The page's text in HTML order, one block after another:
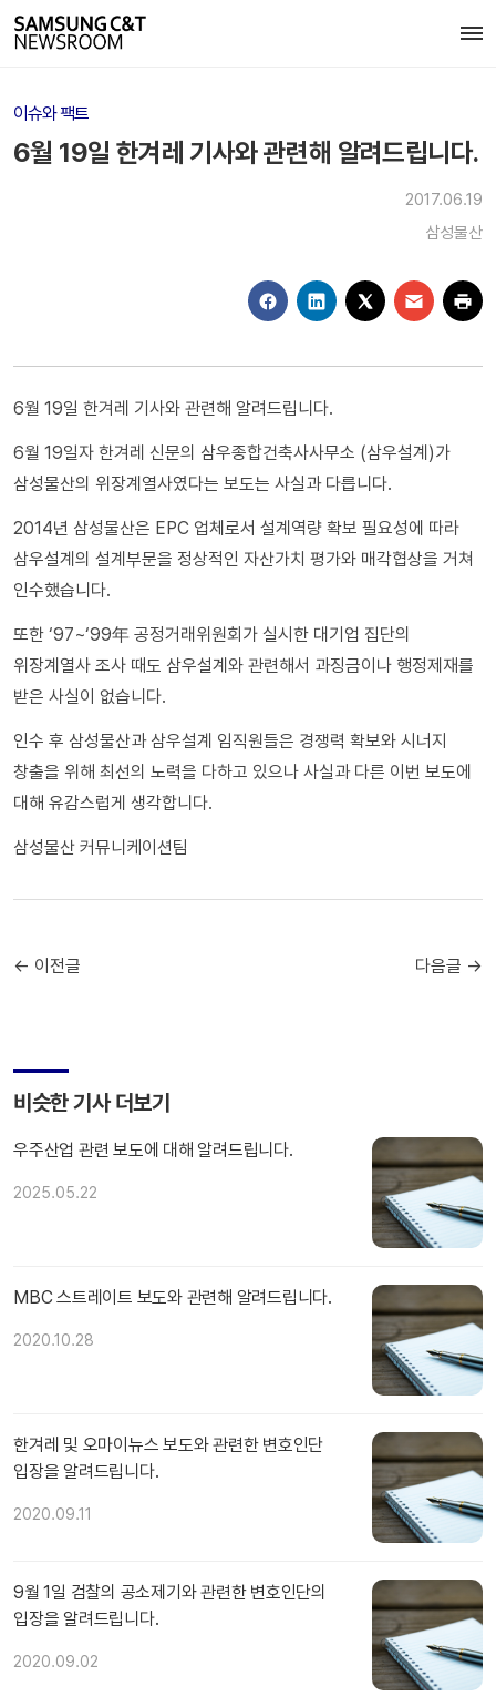
이슈와 팩트
6월 19일 한겨레 기사와 관련해 알려드립니다.
2017.06.19
삼성물산
6월 19일 한겨레 기사와 관련해 알려드립니다.
6월 19일자 한겨레 신문의 삼우종합건축사사무소 (삼우설계)가
삼성물산의 위장계열사였다는 보도는 사실과 다릅니다.
2014년 삼성물산은 EPC 업체로서 설계역량 확보 필요성에 따라
삼우설계의 설계부문을 정상적인 자산가치 평가와 매각협상을 거쳐
인수했습니다.
또한 ‘97~‘99年 공정거래위원회가 실시한 대기업 집단의
위장계열사 조사 때도 삼우설계와 관련해서 과징금이나 행정제재를
받은 사실이 없습니다.
인수 후 삼성물산과 삼우설계 임직원들은 경쟁력 확보와 시너지
창출을 위해 최선의 노력을 다하고 있으나 사실과 다른 이번 보도에
대해 유감스럽게 생각합니다.
삼성물산 커뮤니케이션팀
← 이전글 다음글 →
비슷한 기사 더보기
우주산업 관련 보도에 대해 알려드립니다.
2025.05.22
MBC 스트레이트 보도와 관련해 알려드립니다.
2020.10.28
한겨레 및 오마이뉴스 보도와 관련한 변호인단
입장을 알려드립니다.
2020.09.11
9월 1일 검찰의 공소제기와 관련한 변호인단의
입장을 알려드립니다.
2020.09.02